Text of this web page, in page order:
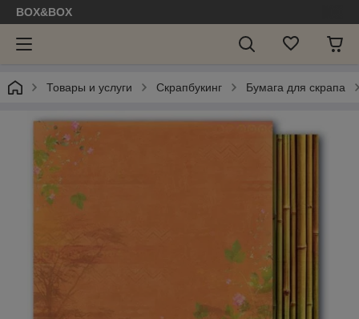
BOX&BOX
Товары и услуги Скрапбукинг Бумага для скрапа